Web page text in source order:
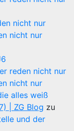
nicht nur
nicht nur
reden nicht nur
nicht nur
alles weiß
| ZG Blog zu
und der